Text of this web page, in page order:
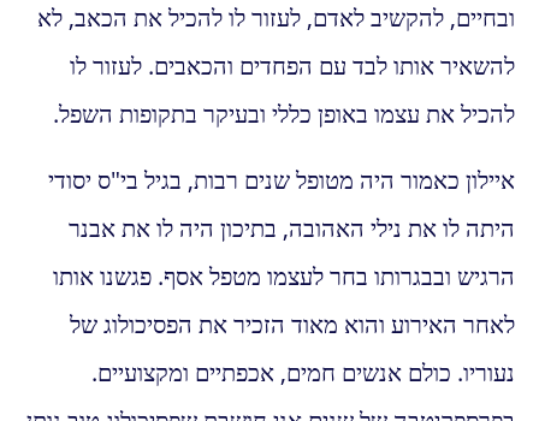
ובחיים, להקשיב לאדם, לעזור לו להכיל את הכאב, לא
להשאיר אותו לבד עם הפחדים והכאבים. לעזור לו
להכיל את עצמו באופן כללי ובעיקר בתקופות השפל.
איילון כאמור היה מטופל שנים רבות, בגיל בי"ס יסודי
היתה לו את נילי האהובה, בתיכון היה לו את אבנר
הרגיש ובבגרותו בחר לעצמו מטפל אסף. פגשנו אותו
לאחר האירוע והוא מאוד הזכיר את הפסיכולוג של
נעוריו. כולם אנשים חמים, אכפתיים ומקצועיים.